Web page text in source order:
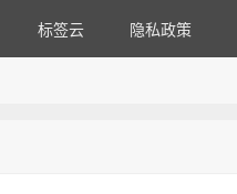
标签云 隐私政策